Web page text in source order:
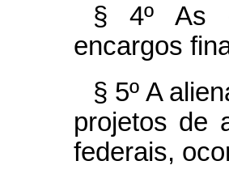
§ 4º As
encargos
§ 5º A
projetos de
federais,